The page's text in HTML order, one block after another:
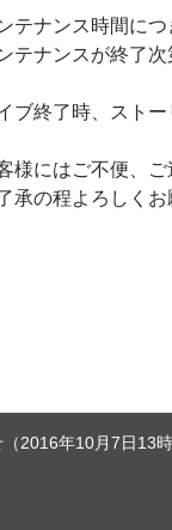
テナンス時間に
テナンスが終了
ブ終了時、スト
様にはご不便、
承の程よろしく
2016年10月7日13